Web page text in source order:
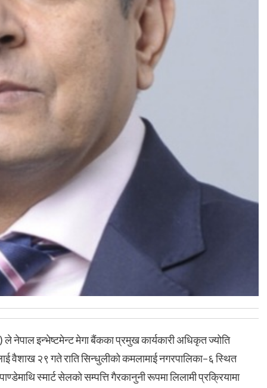
नेपाल इन्भेष्टमेन्ट मेगा बैंकका प्रमुख कार्यकारी अधिकृत ज्योति
२९ गते राति सिन्धुलीको कमलामाई नगरपालिका–६ स्थित
स्मार्ट सेलको सम्पत्ति गैरकानुनी रूपमा लिलामी प्रक्रियामा